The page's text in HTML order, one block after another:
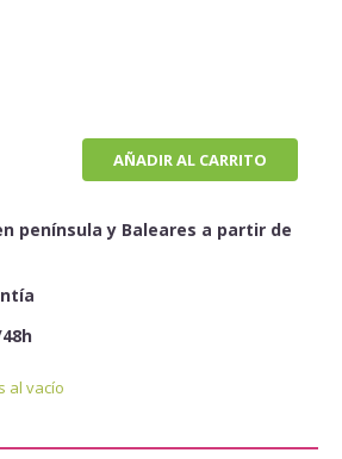
AÑADIR AL CARRITO
península y Baleares a partir de
al vacío